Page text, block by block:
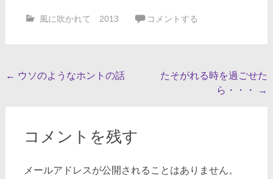
風に吹かれて 2013 コメントする
投
← ウソのようなホントの話
たそがれる時を過ごせた
ら・・・
→
コメントを残す
メールアドレスが公開されることはありません。